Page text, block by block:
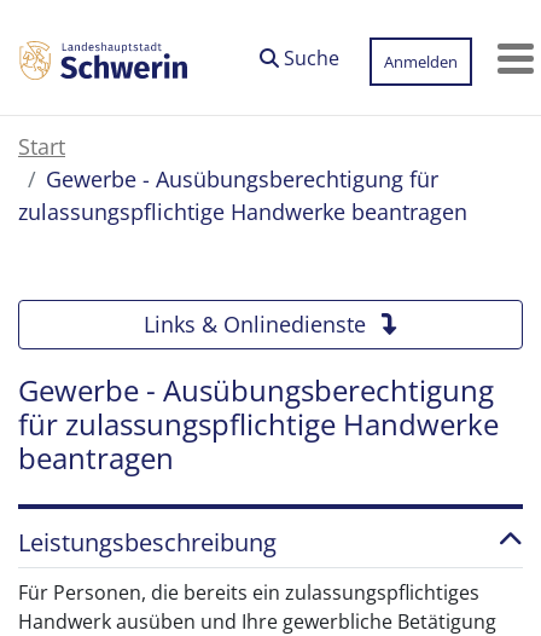
Suche
Anmelden
Start
Gewerbe - Ausübungsberechtigung für
zulassungspflichtige Handwerke beantragen
Links & Onlinedienste
Gewerbe - Ausübungsberechtigung
für zulassungspflichtige Handwerke
beantragen
Leistungsbeschreibung
Für Personen, die bereits ein zulassungspflichtiges
Handwerk ausüben und Ihre gewerbliche Betätigung